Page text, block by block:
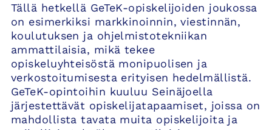
Tällä hetkellä GeTeK-opiskelijoiden joukossa
on esimerkiksi markkinoinnin, viestinnän,
koulutuksen ja ohjelmistotekniikan
ammattilaisia, mikä tekee
opiskeluyhteisöstä monipuolisen ja
verkostoitumisesta erityisen hedelmällistä.
GeTeK-opintoihin kuuluu Seinäjoella
järjestettävät opiskelijatapaamiset, joissa on
mahdollista tavata muita opiskelijoita ja